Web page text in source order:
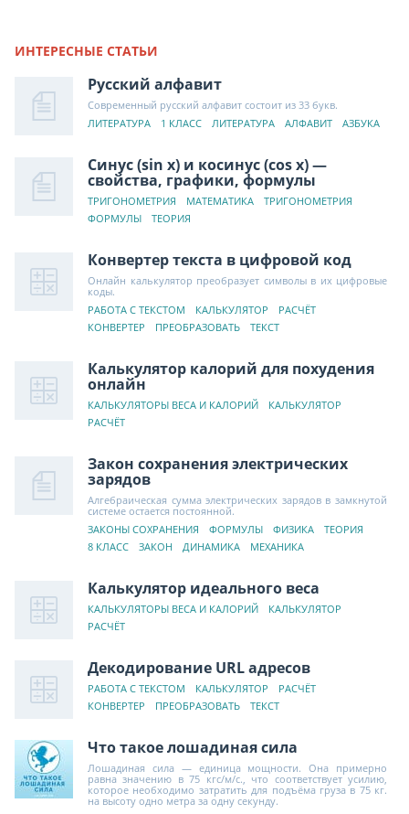
ИНТЕРЕСНЫЕ СТАТЬИ
Русский алфавит
Современный русский алфавит состоит из 33 букв.
ЛИТЕРАТУРА
1 КЛАСС ЛИТЕРАТУРА АЛФАВИТ АЗБУКА
Синус (sin x) и косинус (cos x) —
свойства, графики, формулы
ТРИГОНОМЕТРИЯ МАТЕМАТИКА
ТРИГОНОМЕТРИЯ
ФОРМУЛЫ
ТЕОРИЯ
Конвертер текста в цифровой код
Онлайн калькулятор преобразует символы в их цифровые
коды.
РАБОТА С ТЕКСТОМ
КАЛЬКУЛЯТОР
РАСЧЁТ
КОНВЕРТЕР
ПРЕОБРАЗОВАТЬ ТЕКСТ
Калькулятор калорий для похудения
онлайн
КАЛЬКУЛЯТОРЫ ВЕСА И КАЛОРИЙ
КАЛЬКУЛЯТОР
РАСЧЁТ
Закон сохранения электрических
зарядов
Алгебраическая сумма электрических зарядов в замкнутой
системе остается постоянной.
ЗАКОНЫ СОХРАНЕНИЯ
ФОРМУЛЫ ФИЗИКА
ТЕОРИЯ
8 КЛАСС
ЗАКОН ДИНАМИКА МЕХАНИКА
Калькулятор идеального веса
КАЛЬКУЛЯТОРЫ ВЕСА И КАЛОРИЙ
КАЛЬКУЛЯТОР
РАСЧЁТ
Декодирование URL адресов
РАБОТА С ТЕКСТОМ КАЛЬКУЛЯТОР
РАСЧЁТ
КОНВЕРТЕР
ПРЕОБРАЗОВАТЬ ТЕКСТ
Что такое лошадиная сила
Лошадиная сила — единица мощности. Она примерно
равна значению в 75 кгс/м/с., что соответствует усилию,
которое необходимо затратить для подъёма груза в 75 кг.
на высоту одно метра за одну секунду.